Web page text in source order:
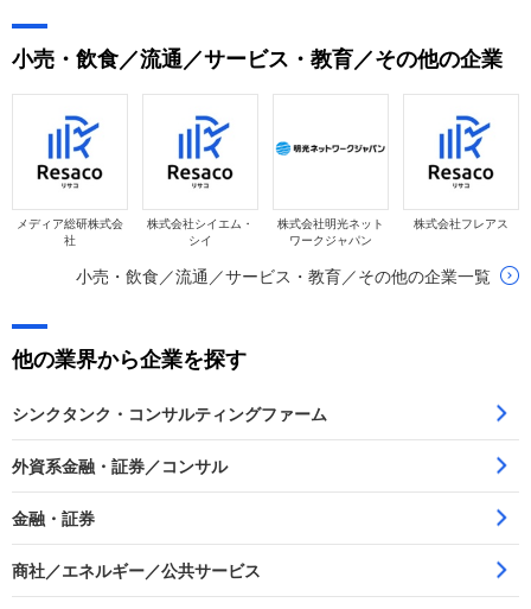
者がどの事業でどんな役割を担えるのかを整理しま
小売・飲食／流通／サービス・教育／その他の企業
メディア総研株式会
社
株式会社シイエム・
シイ
株式会社明光ネット
ワークジャパン
株式会社フレアス
小売・飲食／流通／サービス・教育／その他の企業一覧
他の業界から企業を探す
シンクタンク・コンサルティングファーム
外資系金融・証券／コンサル
金融・証券
商社／エネルギー／公共サービス